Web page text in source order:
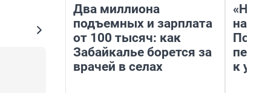
Два миллиона
подъемных и зарплата
от 100 тысяч: как
Забайкалье борется за
врачей в селах
надо
к